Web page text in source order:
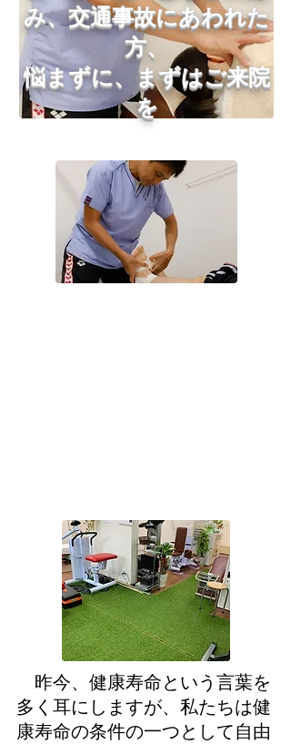
み、交通事故にあわれた
方、
悩まずに、まずはご来院
を
昨今、健康寿命という言葉を
多く耳にしますが、私たちは健
康寿命の条件の一つとして自由